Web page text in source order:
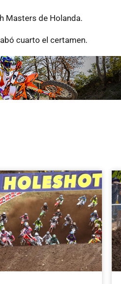
Masters de Holanda.
cuarto el certamen.